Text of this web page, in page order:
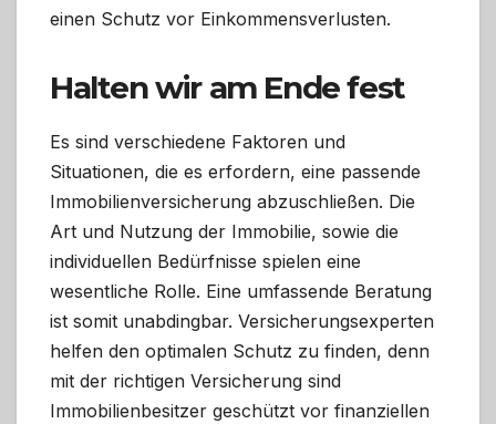
einen Schutz vor Einkommensverlusten.
Halten wir am Ende fest
Es sind verschiedene Faktoren und
Situationen, die es erfordern, eine passende
Immobilienversicherung abzuschließen. Die
Art und Nutzung der Immobilie, sowie die
individuellen Bedürfnisse spielen eine
wesentliche Rolle. Eine umfassende Beratung
ist somit unabdingbar. Versicherungsexperten
helfen den optimalen Schutz zu finden, denn
mit der richtigen Versicherung sind
Immobilienbesitzer geschützt vor finanziellen